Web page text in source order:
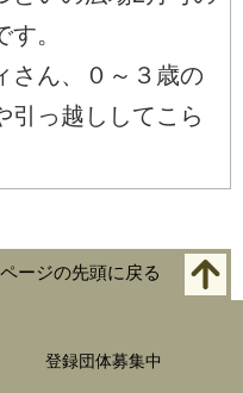
。
さん、０～３歳の
引っ越ししてこら
ページの先頭に戻る
登録団体募集中